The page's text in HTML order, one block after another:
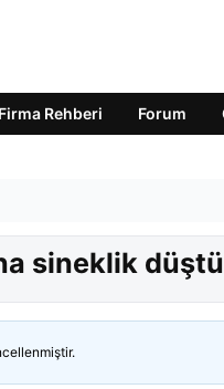
Firma Rehberi Forum
sineklik düştü